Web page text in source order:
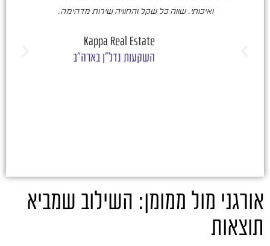
ואיכותי. שווה כל שקל והחוויה שירות מדהימה.
Kappa Real Estate
השקעות נדל"ן בארה"ב
אורגני מול ממומן: השילוב שמביא
תוצאות